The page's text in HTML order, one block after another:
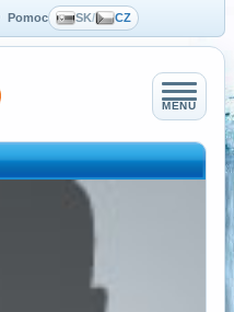
Pomoc SK/ CZ
MENU